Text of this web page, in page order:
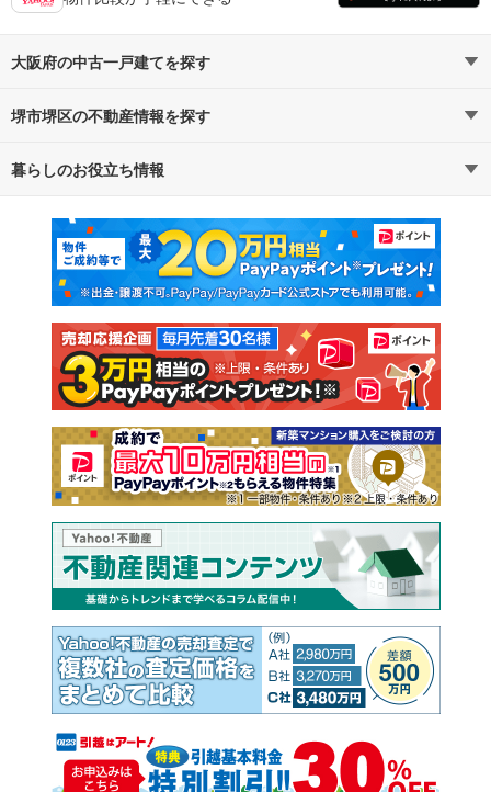
大阪府の中古一戸建てを探す
路線・駅から探す
通勤・通学時間から探す
堺市堺区の不動産情報を探す
不動産・住宅
新築マンション 中古マンション
新築一戸建て 中古一戸建て
注文住宅 土地
売却査定
暮らしのお役立ち情報
マンションカタログ 教えて！住まいの先生